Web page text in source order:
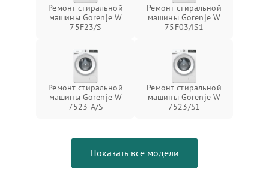
Ремонт стиральной
машины Gorenje W
75F23/S
Ремонт стиральной
машины Gorenje W
75F03/IS1
Ремонт стиральной
машины Gorenje W
7523 A/S
Ремонт стиральной
машины Gorenje W
7523/S1
Показать все модели